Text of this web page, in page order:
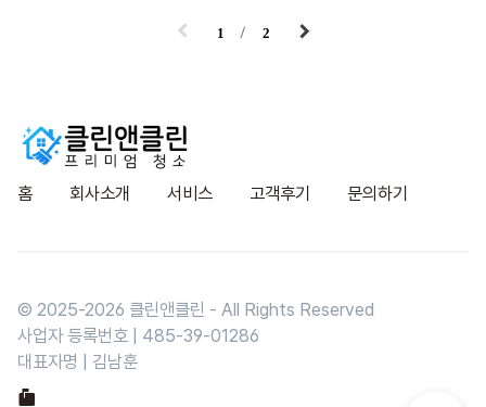
1 2
홈 회사소개 서비스 고객후기 문의하기
© 2025-2026 클린앤클린 - All Rights Reserved
사업자 등록번호 | 485-39-01286
대표자명 | 김남훈